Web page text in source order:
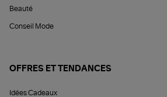
Beauté
Conseil Mode
OFFRES ET TENDANCES
Idées Cadeaux